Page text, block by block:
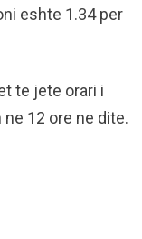
eshte 1.34 per
te jete orari i
12 ore ne dite.